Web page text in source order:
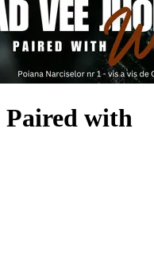
Paired with